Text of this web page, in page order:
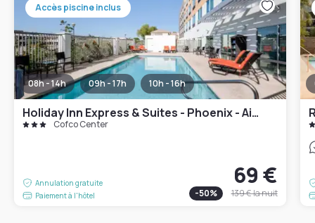
Accès piscine inclus
08h - 14h 09h - 17h 10h - 16h
Holiday Inn Express & Suites - Phoenix - Airport North
Cofco Center
Annulation gratuite
Paiement à l'hôtel
69 €
-50% 139 €la nuit